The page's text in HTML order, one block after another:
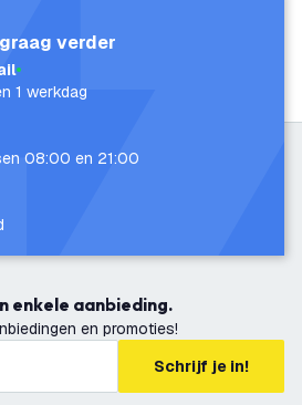
verder
1 werkdag
08:00 en 21:00
enkele aanbieding.
en promoties!
Schrijf je in!